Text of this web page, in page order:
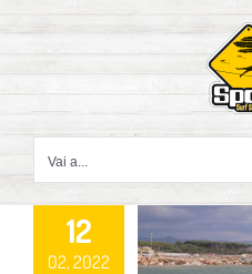
contenuto
Vai a...
12
02, 2022